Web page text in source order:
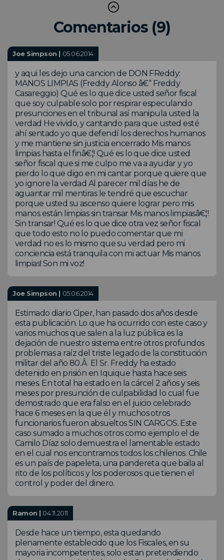
Comentarios (9)
Joe Simpson | 05.06.2014
y aqui les dejo una cancion de DON FReddy:
MANOS LIMPIAS (Freddy Alonso â€“ Freddy
Casareggio) Qué es lo que dice usted señor fiscal
que soy culpable solo por respirar especulando
presunciones en el tribunal así manipula usted la
verdad He vivido, y cantando para que usted esté
ahí sentado yo que defendí los derechos humanos
y me mantiene sin justicia encerrado Mis manos
limpias hasta el finâ€¦! Qué es lo que dice usted
señor fiscal que si me culpo me va a ayudar y yo
pierdo lo que digo en mi cantar porque quiere que
yo ignore la verdad Al parecer mil días he de
aguantar mil mentiras le tendré que escuchar
porque usted su ascenso quiere lograr pero mis
manos están limpias sin transar Mis manos limpiasâ€¦!
Sin transar! Qué es lo que dice otra vez señor fiscal
que todo esto no lo puedo comentar que mi
verdad no es lo mismo que su verdad pero mi
conciencia está tranquila con mi actuar Mis manos
limpias! Son mi voz!
Joe Simpson | 05.06.2014
Estimado diario Ciper, han pasado dos años desde
esta publicación. Lo que ha ocurrido con este caso y
varios muchos que salen a la luz pública es la
dejación de nuestro sistema entre otros profundos
problemas a raíz del triste legado de la constitución
militar del año 80.Â El Sr. Freddy ha estado
detenido en prisión en Iquique hasta hace seis
meses. En total ha estado en la cárcel 2 años y seis
meses por presunción de culpabilidad lo cual fue
demostrado que era falso en el juicio celebrado
hace 6 meses en la que él y muchos otros
funcionarios fueron absueltos SIN CARGOS. Este
caso sumado a muchos otros como ejemplo el de
Camilo Díaz solo demuestra el lamentable estado
en el cual nos encontramos todos los chilenos. Chile
es un país de papeleta, una pandereta que baila al
rito de los políticos y los poderosos que tienen el
control y poder del dinero.
Ramon | 04.11.2011
Desde hace un tiempo, esta quedando
plenamente establecido que los Fiscales, en su
mayoria incompetentes, solo estan pretendiendo